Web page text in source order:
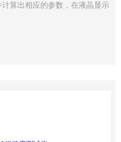
算出相应的参数，在液晶显示